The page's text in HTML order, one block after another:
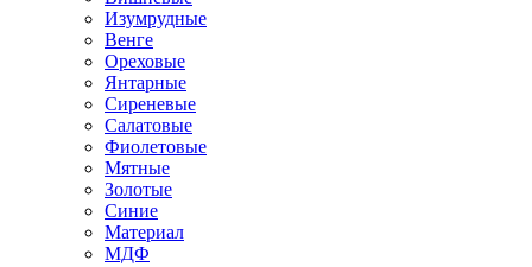
Изумрудные
Венге
Ореховые
Янтарные
Сиреневые
Салатовые
Фиолетовые
Мятные
Золотые
Синие
Материал
МДФ